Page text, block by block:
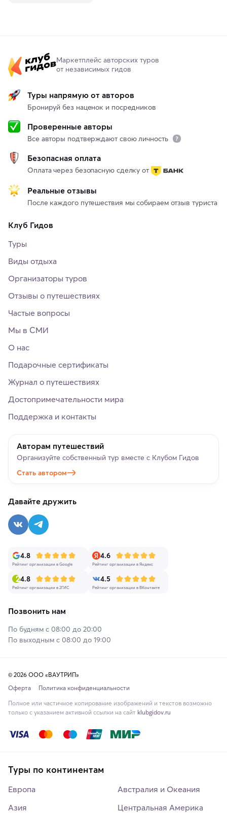
Маркетплейс авторских туров
от независимых гидов
Туры напрямую от авторов
Бронируй без наценок и посредников
Проверенные авторы
Все авторы подтверждают свою личность
Безопасная оплата
Оплата через безопасную сделку от
Реальные отзывы
После каждого путешествия мы собираем отзыв туриста
Клуб Гидов
Туры
Виды отдыха
Организаторы туров
Отзывы о путешествиях
Частые вопросы
Мы в СМИ
О нас
Подарочные сертификаты
Журнал о путешествиях
Достопримечательности мира
Поддержка и контакты
Авторам путешествий
Организуйте собственный тур вместе с Клубом Гидов
Стать автором
Давайте дружить
4.8
Рейтинг организации в Google
4.6
Рейтинг организации в Яндекс
4.8
Рейтинг организации в 2ГИС
4.5
Рейтинг организации в ВКонтакте
Позвонить нам
По будням с 08:00 до 20:00
По выходным с 08:00 до 19:00
© 2026 ООО «ВАУТРИП»
Оферта
Политика конфиденциальности
Полное или частичное копирование изображений и текстов возможно
только с указанием активной ссылки на сайт klubgidov.ru
Туры по континентам
Европа
Азия
Австралия и Океания
Центральная Америка